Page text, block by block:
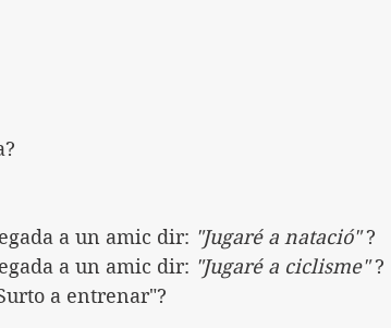
a un amic dir: "Jugaré a natació" ?
a un amic dir: "Jugaré a ciclisme" ?
a entrenar"?